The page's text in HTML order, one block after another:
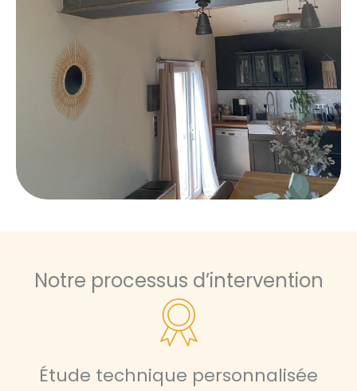
Notre processus d’intervention
Étude technique personnalisée